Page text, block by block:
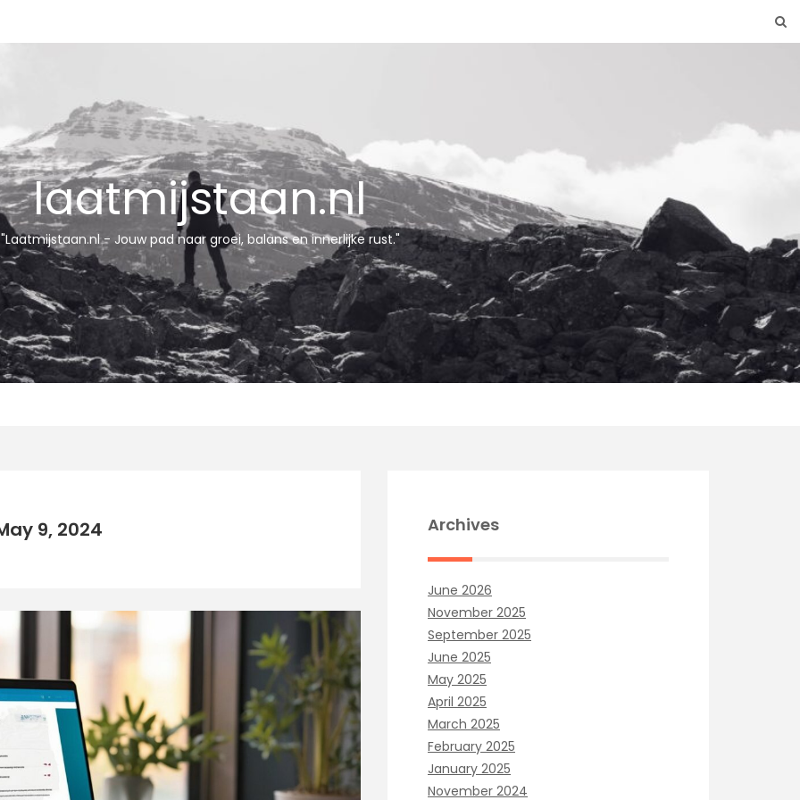
laatmijstaan.nl
"Laatmijstaan.nl - Jouw pad naar groei, balans en innerlijke rust."
9, 2024 Archives
June 2026
November 2025
September 2025
June 2025
May 2025
April 2025
March 2025
February 2025
January 2025
November 2024